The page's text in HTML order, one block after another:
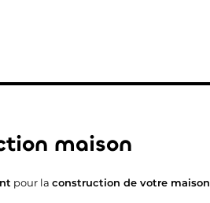
maison
pour la construction de votre maison